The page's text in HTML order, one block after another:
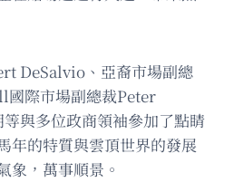
DeSalvio、亞裔市場副總
際市場副總裁Peter
與多位政商領袖參加了點睛
年的特質與雲頂世界的發展
象，萬事順景。